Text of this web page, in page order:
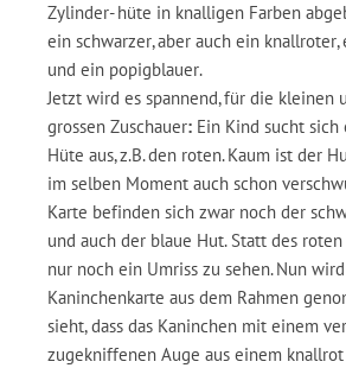
Zylinder- hüte in knalligen Farben
ein schwarzer, aber auch ein
und ein popigblauer.
Jetzt wird es spannend, für die kleinen
grossen Zuschauer: Ein Kind sucht
Hüte aus, z.B. den roten. Kaum ist der
im selben Moment auch schon
Karte befinden sich zwar noch der
und auch der blaue Hut. Statt des
nur noch ein Umriss zu sehen. Nun
Kaninchenkarte aus dem Rahmen
sieht, dass das Kaninchen mit einem
zugekniffenen Auge aus einem